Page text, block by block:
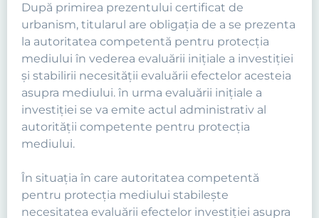
După primirea prezentului certificat de
urbanism, titularul are obligaţia de a se prezenta
la autoritatea competentă pentru protecţia
mediului în vederea evaluării iniţiale a investiţiei
şi stabilirii necesităţii evaluării efectelor acesteia
asupra mediului. în urma evaluării iniţiale a
investiţiei se va emite actul administrativ al
autorităţii competente pentru protecţia
mediului.
În situaţia în care autoritatea competentă
pentru protecţia mediului stabileşte
necesitatea evaluării efectelor investiţiei asupra